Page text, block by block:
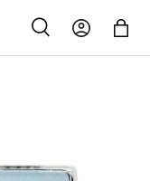
SearchLog in Bag